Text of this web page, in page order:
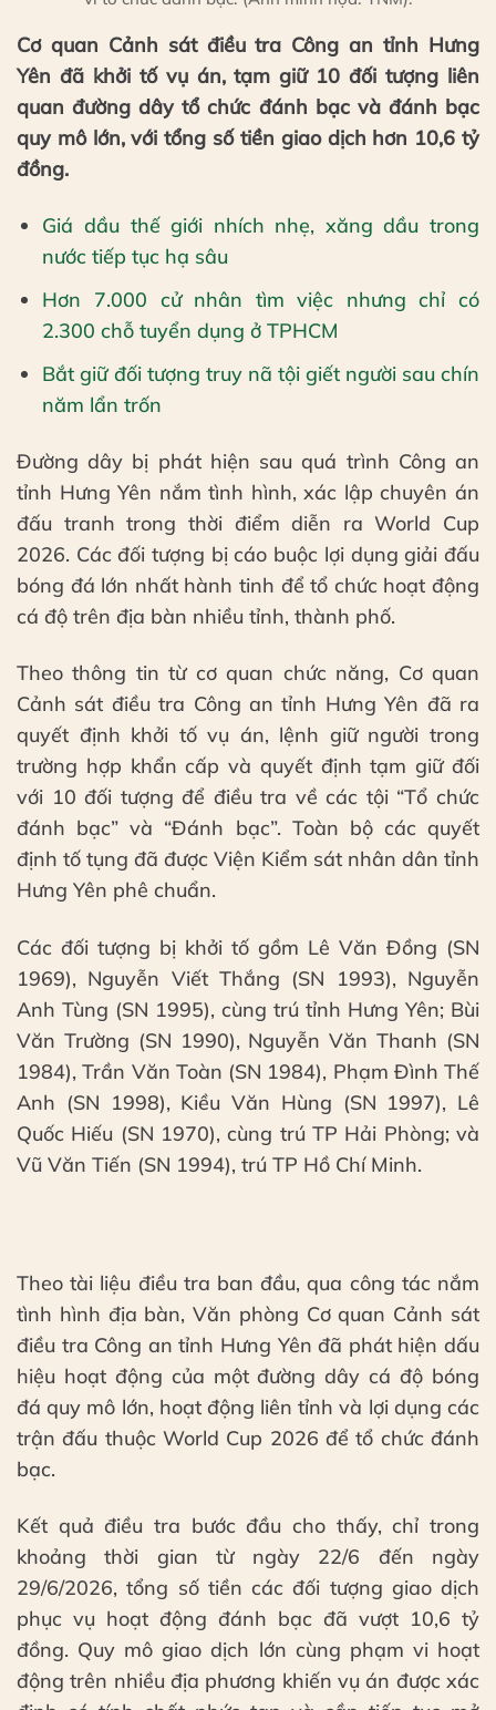
Cơ quan Cảnh sát điều tra Công an tỉnh Hưng
Yên đã khởi tố vụ án, tạm giữ 10 đối tượng liên
quan đường dây tổ chức đánh bạc và đánh bạc
quy mô lớn, với tổng số tiền giao dịch hơn 10,6 tỷ
đồng.
Giá dầu thế giới nhích nhẹ, xăng dầu trong
nước tiếp tục hạ sâu
Hơn 7.000 cử nhân tìm việc nhưng chỉ có
2.300 chỗ tuyển dụng ở TPHCM
Bắt giữ đối tượng truy nã tội giết người sau chín
năm lẩn trốn
Đường dây bị phát hiện sau quá trình Công an
tỉnh Hưng Yên nắm tình hình, xác lập chuyên án
đấu tranh trong thời điểm diễn ra World Cup
2026. Các đối tượng bị cáo buộc lợi dụng giải đấu
bóng đá lớn nhất hành tinh để tổ chức hoạt động
cá độ trên địa bàn nhiều tỉnh, thành phố.
Theo thông tin từ cơ quan chức năng, Cơ quan
Cảnh sát điều tra Công an tỉnh Hưng Yên đã ra
quyết định khởi tố vụ án, lệnh giữ người trong
trường hợp khẩn cấp và quyết định tạm giữ đối
với 10 đối tượng để điều tra về các tội “Tổ chức
đánh bạc” và “Đánh bạc”. Toàn bộ các quyết
định tố tụng đã được Viện Kiểm sát nhân dân tỉnh
Hưng Yên phê chuẩn.
Các đối tượng bị khởi tố gồm Lê Văn Đồng (SN
1969), Nguyễn Viết Thắng (SN 1993), Nguyễn
Anh Tùng (SN 1995), cùng trú tỉnh Hưng Yên; Bùi
Văn Trường (SN 1990), Nguyễn Văn Thanh (SN
1984), Trần Văn Toàn (SN 1984), Phạm Đình Thế
Anh (SN 1998), Kiều Văn Hùng (SN 1997), Lê
Quốc Hiếu (SN 1970), cùng trú TP Hải Phòng; và
Vũ Văn Tiến (SN 1994), trú TP Hồ Chí Minh.
Theo tài liệu điều tra ban đầu, qua công tác nắm
tình hình địa bàn, Văn phòng Cơ quan Cảnh sát
điều tra Công an tỉnh Hưng Yên đã phát hiện dấu
hiệu hoạt động của một đường dây cá độ bóng
đá quy mô lớn, hoạt động liên tỉnh và lợi dụng các
trận đấu thuộc World Cup 2026 để tổ chức đánh
bạc.
Kết quả điều tra bước đầu cho thấy, chỉ trong
khoảng thời gian từ ngày 22/6 đến ngày
29/6/2026, tổng số tiền các đối tượng giao dịch
phục vụ hoạt động đánh bạc đã vượt 10,6 tỷ
đồng. Quy mô giao dịch lớn cùng phạm vi hoạt
động trên nhiều địa phương khiến vụ án được xác